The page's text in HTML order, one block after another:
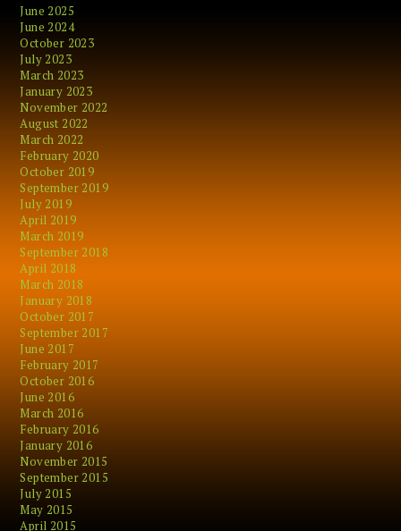
June 2025
June 2024
October 2023
July 2023
March 2023
January 2023
November 2022
August 2022
March 2022
February 2020
October 2019
September 2019
July 2019
April 2019
March 2019
September 2018
April 2018
March 2018
January 2018
October 2017
September 2017
June 2017
February 2017
October 2016
June 2016
March 2016
February 2016
January 2016
November 2015
September 2015
July 2015
May 2015
April 2015